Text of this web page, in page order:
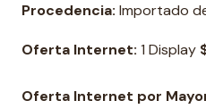
Procedencia: Importado
Oferta Internet: 1 Display
Oferta Internet por